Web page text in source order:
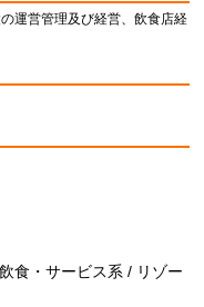
運営管理及び経営、飲食店経
食・サービス系 / リゾー